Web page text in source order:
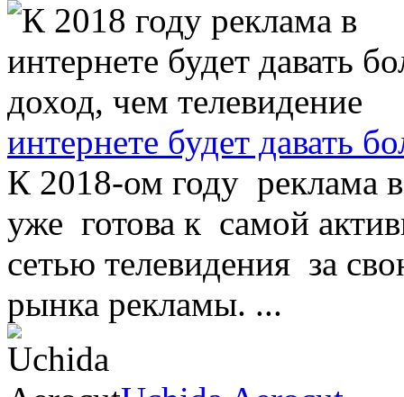
интернете будет давать
К 2018-ом году реклама
уже готова к самой
сетью телевидения за
рынка рекламы. ...